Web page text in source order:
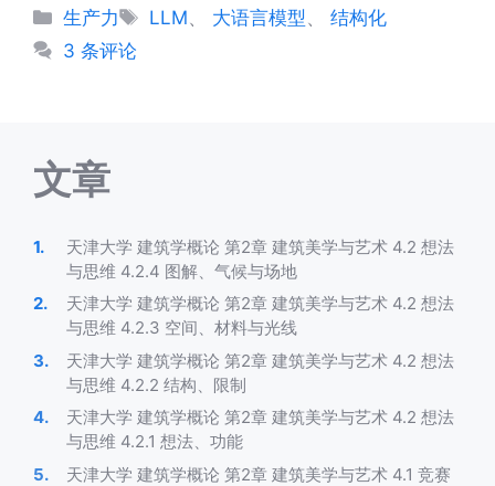
分
类
生产力
标
LLM 大语言模型 、结构化
3 条评论
文章
天津大学 建筑学概论 第2章 建筑美学与艺术 4.2 想法
与思维 4.2.4 图解、气候与场地
天津大学 建筑学概论 第2章 建筑美学与艺术 4.2 想法
与思维 4.2.3 空间、材料与光线
天津大学 建筑学概论 第2章 建筑美学与艺术 4.2 想法
与思维 4.2.2 结构、限制
天津大学 建筑学概论 第2章 建筑美学与艺术 4.2 想法
与思维 4.2.1 想法、功能
天津大学 建筑学概论 第2章 建筑美学与艺术 4.1 竞赛